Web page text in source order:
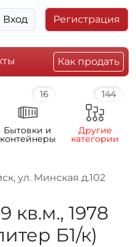
Вход Регистрация
Как продать
16
Бытовки и
контейнеры
144
Другие
категории
ул. Минская д.102
кв.м., 1978
Б1/к)